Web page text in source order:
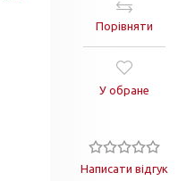
Порівняти
У обране
Написати відгук